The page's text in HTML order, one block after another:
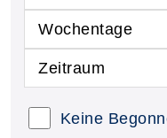
Wochentage
Zeitraum
Keine